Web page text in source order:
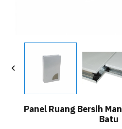
Panel Ruang Bersih
Batu